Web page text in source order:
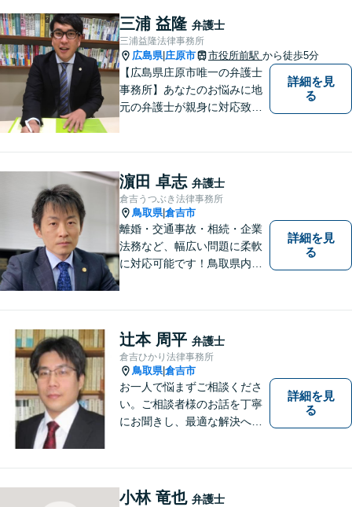
も「近い」法律事務所となれ
るよう職員一同頑張っていま
す。 お気軽にお問い合わせく
ださい。
三浦 益隆 弁護士
三浦益隆法律事務所
広島県| 庄原市 市役所前駅 から徒歩5分
【広島県庄原市唯一の弁護士
事務所】あなたのお悩みに地
元の弁護士が親身に対応致し
詳細を見
る
濵田 卓志 弁護士
倉吉うつぶき法律事務所
鳥取県|倉吉市
離婚・交通事故・相続・企業
法務など、幅広い問題に柔軟
に対応可能です！鳥取県内の
をしてもいいのか」と迷われ
ている方も、お気軽にご相談
ください！【駐車場有】
詳細を見
る
辻本 周平 弁護士
倉吉ひかり法律事務所
鳥取県|倉吉市
お一人で悩まずご相談くださ
い。ご相談者様のお話を丁寧
にお聞きし、最適な解決へと
詳細を見
る
小林 竜也 弁護士